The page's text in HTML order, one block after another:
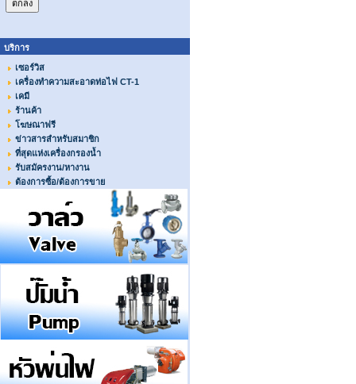
บริการ
เซอร์วิส
เครื่องทำความสะอาดท่อไฟ CT-1
เคมี
ร้านค้า
โฆษณาฟรี
ข่าวสารสำหรับสมาชิก
ที่สุดแห่งเครื่องกรองน้ำ
รับสมัครงาน/หางาน
ต้องการซื้อ/ต้องการขาย